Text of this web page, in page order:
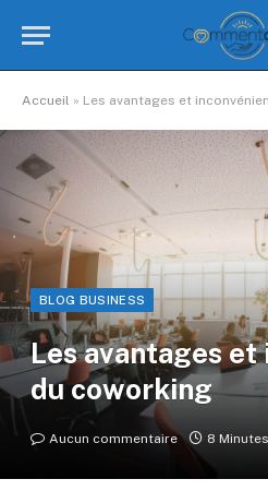
Accueil » Les avantages et
BLOG BUSINESS
Les avantages
du coworking
Aucun commentaire 8